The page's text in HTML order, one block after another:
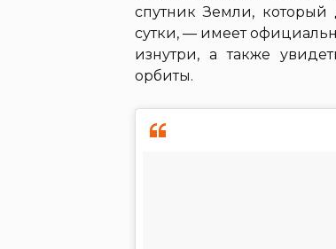
спутник Земли, который
сутки, — имеет
изнутри, а также
орбиты.